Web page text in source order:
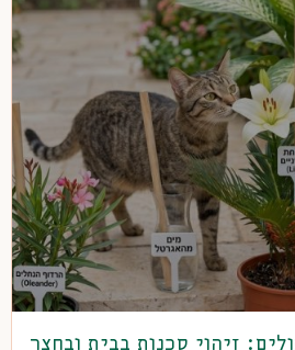
זיהוי סכנות בבית ובחצר